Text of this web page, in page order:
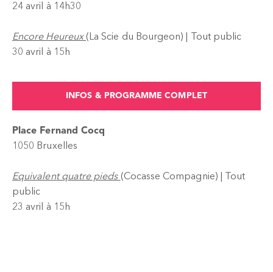
24 avril à 14h30
Encore Heureux(La Scie du Bourgeon) | Tout public
30 avril à 15h
INFOS & PROGRAMME COMPLET
Place Fernand Cocq
1050 Bruxelles
Equivalent quatre pieds (Cocasse Compagnie) | Tout
public
23 avril à 15h